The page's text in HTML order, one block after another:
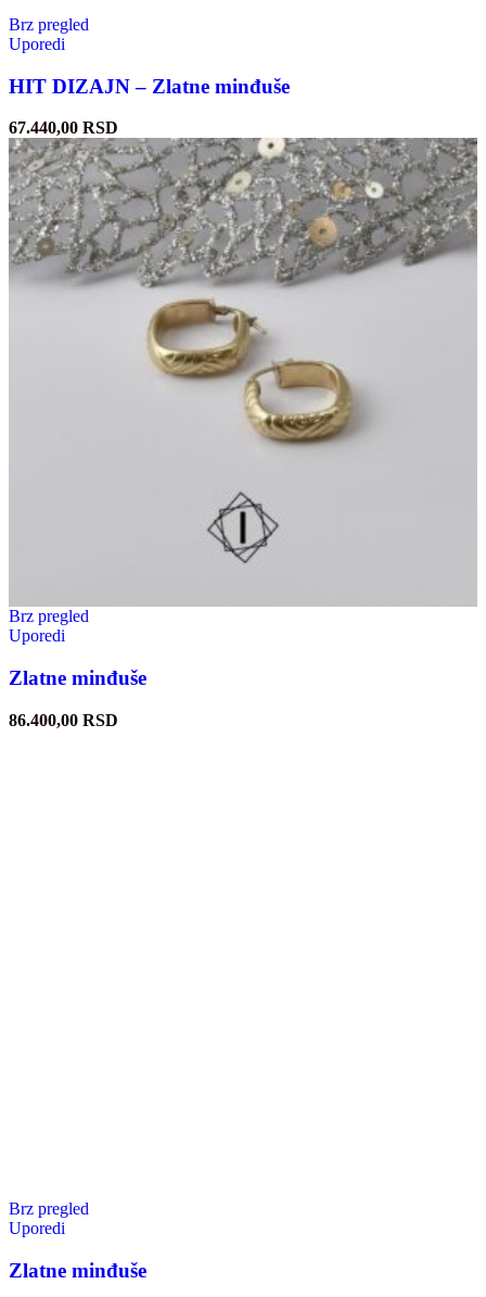
Brz pregled
Uporedi
HIT DIZAJN – Zlatne minđuše
67.440,00 RSD
Brz pregled
Uporedi
Zlatne minđuše
86.400,00 RSD
Brz pregled
Uporedi
Zlatne minđuše